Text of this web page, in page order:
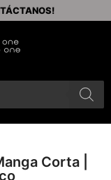
$60
Corta |